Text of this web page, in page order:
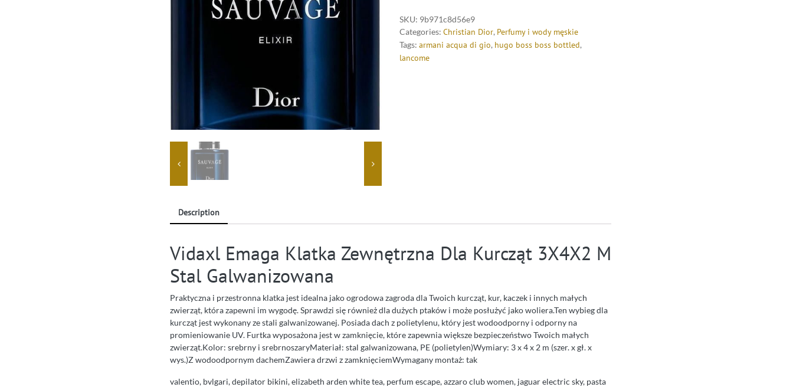
SKU: 9b971c8d56e9
Categories: Christian Dior, Perfumy i wody męskie
Tags: armani acqua di gio, hugo boss boss bottled,
lancome
Description
Vidaxl Emaga Klatka Zewnętrzna Dla Kurcząt 3X4X2 M
Stal Galwanizowana
Praktyczna i przestronna klatka jest idealna jako ogrodowa zagroda dla Twoich kurcząt, kur, kaczek i innych małych
zwierząt, która zapewni im wygodę. Sprawdzi się również dla dużych ptaków i może posłużyć jako woliera.Ten wybieg dla
kurcząt jest wykonany ze stali galwanizowanej. Posiada dach z polietylenu, który jest wodoodporny i odporny na
promieniowanie UV. Furtka wyposażona jest w zamknięcie, które zapewnia większe bezpieczeństwo Twoich małych
zwierząt.Kolor: srebrny i srebrnoszaryMateriał: stal galwanizowana, PE (polietylen)Wymiary: 3 x 4 x 2 m (szer. x gł. x
wys.)Z wodoodpornym dachemZawiera drzwi z zamknięciemWymagany montaż: tak
valentio, bvlgari, depilator bikini, elizabeth arden white tea, perfum escape, azzaro club women, jaguar electric sky, pasta